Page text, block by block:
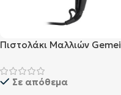
Πιστολάκι Μαλλιών Gemei
Σε απόθεμα